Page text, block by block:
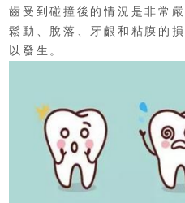
齒受到碰撞後的情況是非常
鬆動、脫落、牙齦和粘膜的
以發生。